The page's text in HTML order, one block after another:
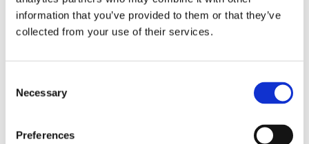
information that you’ve provided to them or that they’ve
collected from your use of their services.
Selection
Necessary
Preferences
Stiftung Haus der Kunst München,